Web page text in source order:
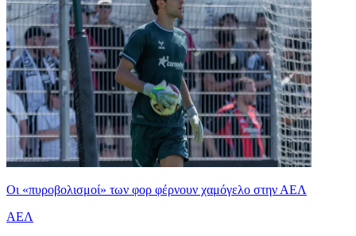
Οι «πυροβολισμοί» των φορ φέρνουν χαμόγελο στην ΑΕΛ
ΑΕΛ